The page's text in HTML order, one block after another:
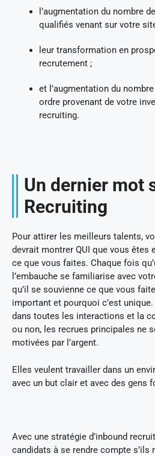
l’augmentation du nombre
qualifiés venant sur votre
leur transformation en
recrutement ;
et l’augmentation du
ordre provenant de votre
recruiting.
Un dernier mot
Recruiting
Pour attirer les meilleurs talents,
devrait montrer QUI que vous êtes
ce que vous faites. Chaque fois
l’embauche se familiarise avec
qu’il se souvienne ce que vous
important et pourquoi c’est
dans toutes les interactions et la
ou non, les recrues principales ne
motivées par l’argent.
Elles veulent travailler dans un
avec un but clair et avec des gens
Avec une stratégie d’inbound
candidats à se rendre compte s’ils